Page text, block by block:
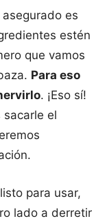
es
estén
que vamos
Para eso
. ¡Eso sí!
sacarle el
para usar,
lado a derretir